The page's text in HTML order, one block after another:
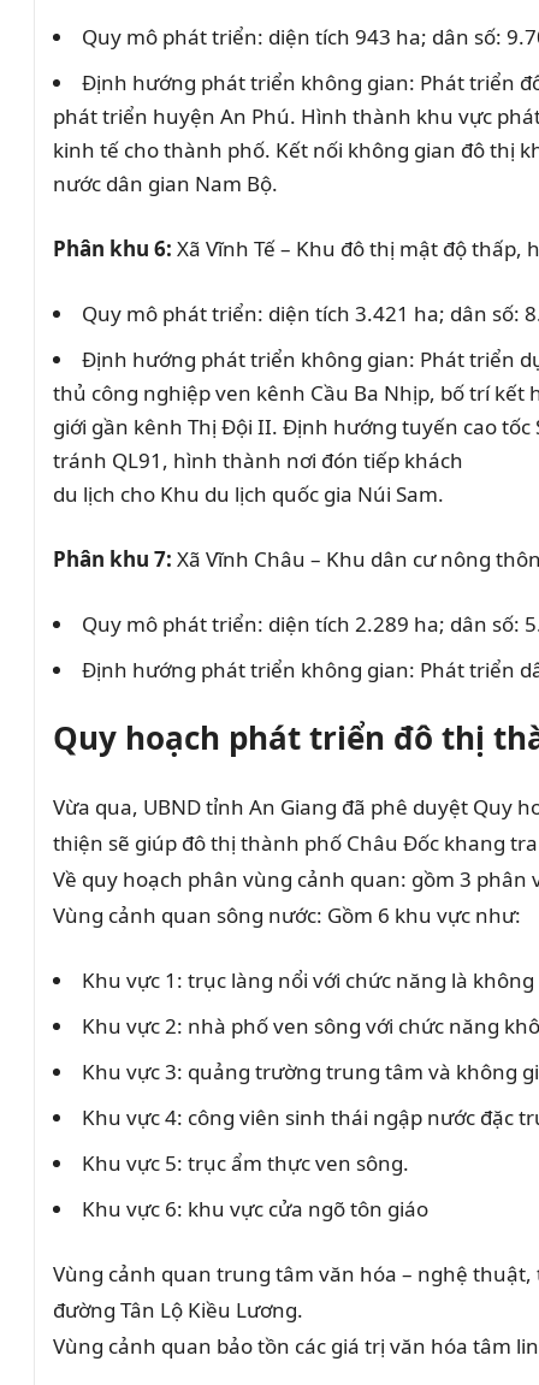
Quy mô phát triển: diện tích 943 ha; dân số:
Định hướng phát triển không gian: Phát triển
phát triển huyện An Phú. Hình thành khu vực
kinh tế cho thành phố. Kết nối không gian đô thị
nước dân gian Nam Bộ.
Phân khu 6: Xã Vĩnh Tế – Khu đô thị mật độ
Quy mô phát triển: diện tích 3.421 ha; dân số:
Định hướng phát triển không gian: Phát triển
thủ công nghiệp ven kênh Cầu Ba Nhịp, bố trí
giới gần kênh Thị Đội II. Định hướng tuyến cao tốc
tránh QL91, hình thành nơi đón tiếp khách
du lịch cho Khu du lịch quốc gia Núi Sam.
Phân khu 7: Xã Vĩnh Châu – Khu dân cư nông
Quy mô phát triển: diện tích 2.289 ha; dân số:
Định hướng phát triển không gian: Phát triển
Quy hoạch phát triển đô thị
Vừa qua, UBND tỉnh An Giang đã phê duyệt Quy
thiện sẽ giúp đô thị thành phố Châu Đốc khang
Về quy hoạch phân vùng cảnh quan: gồm 3 phân
Vùng cảnh quan sông nước: Gồm 6 khu vực như:
Khu vực 1: trục làng nổi với chức năng là
Khu vực 2: nhà phố ven sông với chức năng
Khu vực 3: quảng trường trung tâm và không
Khu vực 4: công viên sinh thái ngập nước đặc
Khu vực 5: trục ẩm thực ven sông.
Khu vực 6: khu vực cửa ngõ tôn giáo
Vùng cảnh quan trung tâm văn hóa – nghệ
đường Tân Lộ Kiều Lương.
Vùng cảnh quan bảo tồn các giá trị văn hóa tâm